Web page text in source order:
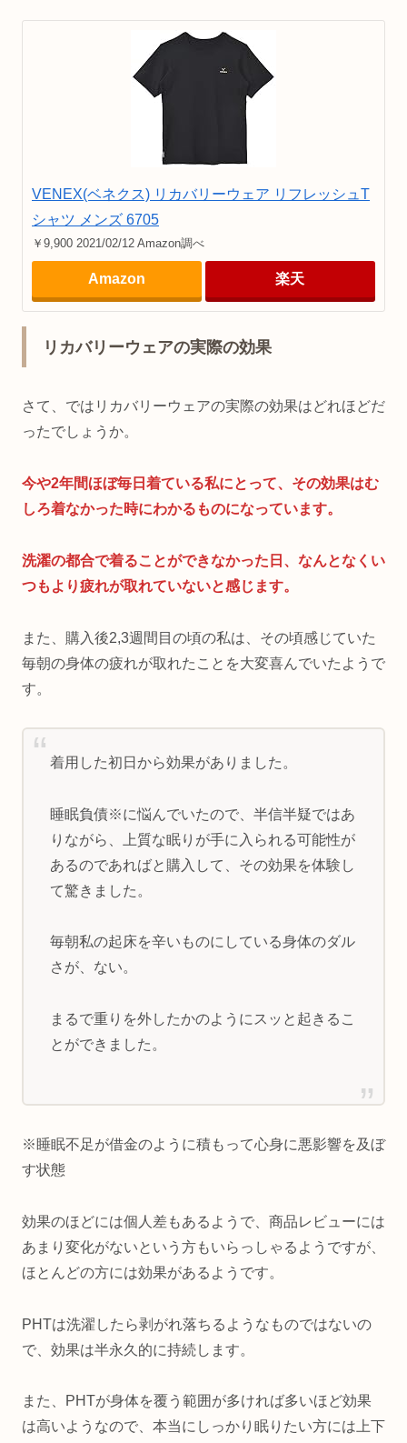
VENEX(ベネクス) リカバリーウェア リフレッシュT
シャツ メンズ 6705
￥9,900 2021/02/12 Amazon調べ
Amazon 楽天
リカバリーウェアの実際の効果
さて、ではリカバリーウェアの実際の効果はどれほどだ
ったでしょうか。
今や2年間ほぼ毎日着ている私にとって、その効果はむ
しろ着なかった時にわかるものになっています。
洗濯の都合で着ることができなかった日、なんとなくい
つもより疲れが取れていないと感じます。
また、購入後2,3週間目の頃の私は、その頃感じていた
毎朝の身体の疲れが取れたことを大変喜んでいたようで
す。
着用した初日から効果がありました。
睡眠負債※に悩んでいたので、半信半疑ではあ
りながら、上質な眠りが手に入られる可能性が
あるのであればと購入して、その効果を体験し
て驚きました。
毎朝私の起床を辛いものにしている身体のダル
さが、ない。
まるで重りを外したかのようにスッと起きるこ
とができました。
※睡眠不足が借金のように積もって心身に悪影響を及ぼ
す状態
効果のほどには個人差もあるようで、商品レビューには
あまり変化がないという方もいらっしゃるようですが、
ほとんどの方には効果があるようです。
PHTは洗濯したら剥がれ落ちるようなものではないの
で、効果は半永久的に持続します。
また、PHTが身体を覆う範囲が多ければ多いほど効果
は高いようなので、本当にしっかり眠りたい方には上下